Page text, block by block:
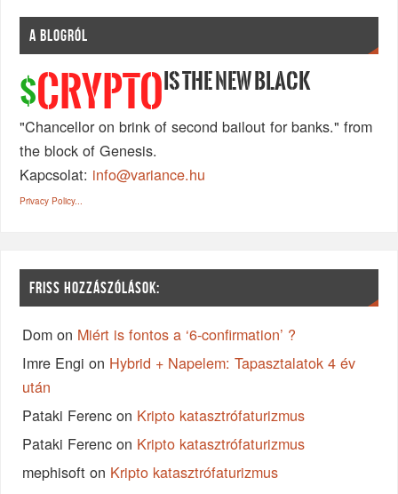
A BLOGRÓL
$CRYPTO IS THE NEW BLACK
"Chancellor on brink of second bailout for banks." from
the block of Genesis.
Kapcsolat: info@variance.hu
Privacy Policy...
FRISS HOZZÁSZÓLÁSOK:
Dom on Miért is fontos a ‘6-confirmation’ ?
Imre Engi on Hybrid + Napelem: Tapasztalatok 4 év
után
Pataki Ferenc on Kripto katasztrófaturizmus
Pataki Ferenc on Kripto katasztrófaturizmus
mephisoft on Kripto katasztrófaturizmus